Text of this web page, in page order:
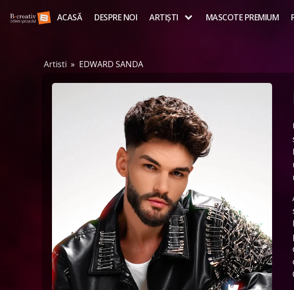
ACASĂ DESPRE NOI ARTIȘTI MASCOTE PREMIUM
Artisti » EDWARD SANDA